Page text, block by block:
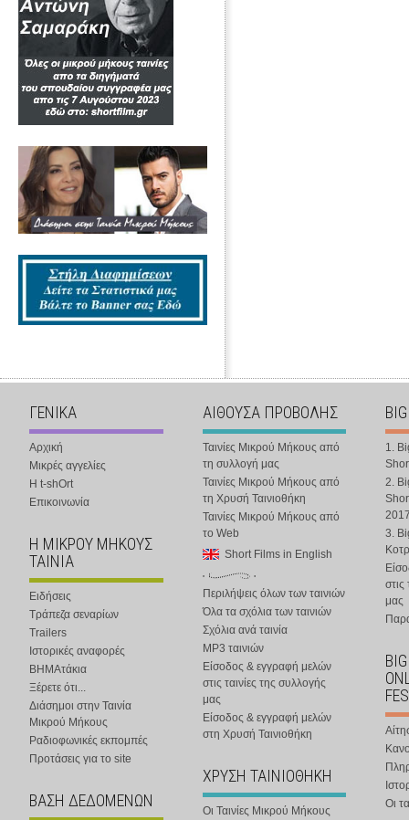
ΓΕΝΙΚΑ
Αρχική
Μικρές αγγελίες
Η t-shOrt
Επικοινωνία
Η ΜΙΚΡΟΥ ΜΗΚΟΥΣ
ΤΑΙΝΙΑ
Ειδήσεις
Τράπεζα σεναρίων
Trailers
Ιστορικές αναφορές
ΒΗΜΑτάκια
Ξέρετε ότι...
Διάσημοι στην Ταινία
Μικρού Μήκους
Ραδιοφωνικές εκπομπές
Προτάσεις για το site
ΒΑΣΗ ΔΕΔΟΜΕΝΩΝ
ΑΙΘΟΥΣΑ ΠΡΟΒΟΛΗΣ
Ταινίες Μικρού Μήκους από
τη συλλογή μας
Ταινίες Μικρού Μήκους από
τη Χρυσή Ταινιοθήκη
Ταινίες Μικρού Μήκους από
το Web
Short Films in English
Περιλήψεις όλων των ταινιών
Όλα τα σχόλια των ταινιών
Σχόλια ανά ταινία
MP3 ταινιών
Είσοδος & εγγραφή μελών
στις ταινίες της συλλογής
μας
Είσοδος & εγγραφή μελών
στη Χρυσή Ταινιοθήκη
ΧΡΥΣΗ ΤΑΙΝΙΟΘΗΚΗ
Οι Ταινίες Μικρού Μήκους
1.
2.
3.
στις
μας
Οι